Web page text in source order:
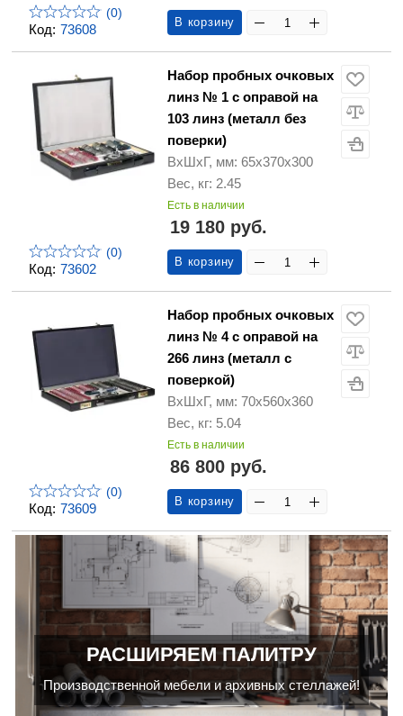
Код: 73608
(0)
В корзину
Код: 73602
(0)
Набор пробных очковых
линз № 1 с оправой на
103 линз (металл без
поверки)
ВхШхГ, мм: 65х370х300
Вес, кг: 2.45
Есть в наличии
19 180 руб.
В корзину
Код: 73609
(0)
Набор пробных очковых
линз № 4 с оправой на
266 линз (металл с
поверкой)
ВхШхГ, мм: 70х560х360
Вес, кг: 5.04
Есть в наличии
86 800 руб.
В корзину
РАСШИРЯЕМ ПАЛИТРУ
Производственной мебели и архивных стеллажей!